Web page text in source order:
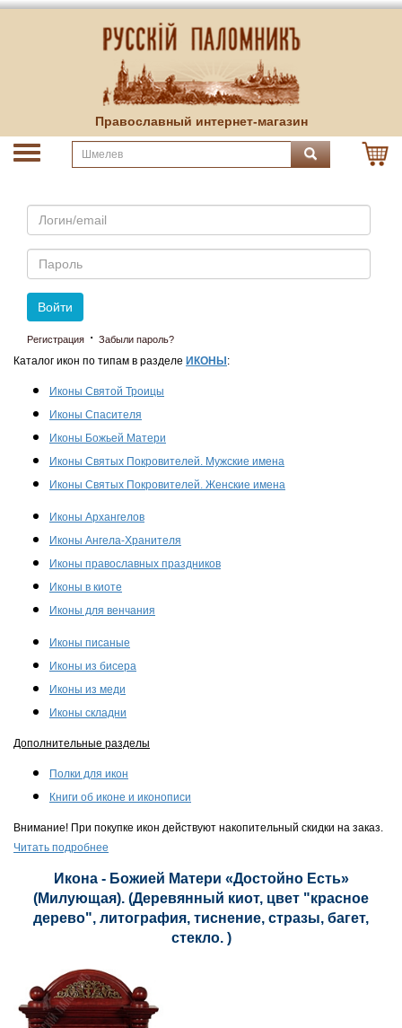
Православный интернет-магазин
Email
Пароль
Войти
Регистрация · Забыли пароль?
Каталог икон по типам в разделе ИКОНЫ :
Иконы Святой Троицы
Иконы Спасителя
Иконы Божьей Матери
Иконы Святых Покровителей. Мужские имена
Иконы Святых Покровителей. Женские имена
Иконы Архангелов
Иконы Ангела-Хранителя
Иконы православных праздников
Иконы в киоте
Иконы для венчания
Иконы писаные
Иконы из бисера
Иконы из меди
Иконы складни
Дополнительные разделы
Полки для икон
Книги об иконе и иконописи
Внимание! При покупке икон действуют накопительный скидки на заказ.
Читать подробнее
Икона - Божией Матери «Достойно Есть»
(Милующая). (Деревянный киот, цвет "красное
дерево", литография, тиснение, стразы, багет,
стекло. )